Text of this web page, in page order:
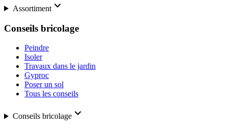
Assortiment
Conseils bricolage
Peindre
Isoler
Travaux dans le jardin
Gyproc
Poser un sol
Tous les conseils
Conseils bricolage